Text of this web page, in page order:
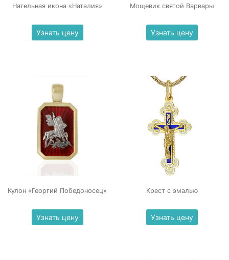
Нательная икона «Наталия»
Узнать цену
Мощевик святой Варвары
Узнать цену
Кулон «Георгий Победоносец»
Узнать цену
Крест с эмалью
Узнать цену